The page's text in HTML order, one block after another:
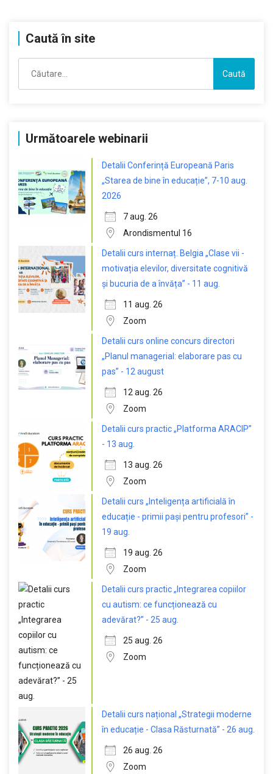
Caută în site
după:
Următoarele webinarii
Detalii Conferință Europeană Paris
„Starea de bine în educație”, 7-10 aug.
2026
7 aug. 26
Arondismentul 16
Detalii curs internaț. Belgia „Clase vii -
motivația elevilor, diversitate cognitivă
și bucuria de a învăța” - 11 aug.
11 aug. 26
Zoom
Detalii curs online concurs directori
„Planul managerial: elaborare pas cu
pas” - 12 august
12 aug. 26
Zoom
Detalii curs practic „Platforma ARACIP”
- 13 aug.
13 aug. 26
Zoom
Detalii curs „Inteligența artificială în
educație - primii pași pentru profesori” -
19 aug.
19 aug. 26
Zoom
Detalii curs practic „Integrarea copiilor
cu autism: ce funcționează cu
adevărat?” - 25 aug.
25 aug. 26
Zoom
Detalii curs național „Strategii moderne
în educație - Clasa Răsturnată” - 26 aug.
26 aug. 26
Zoom